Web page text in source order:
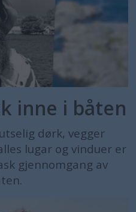
inne i båten
dørk, vegger
lugar og vinduer er
gjennomgang av